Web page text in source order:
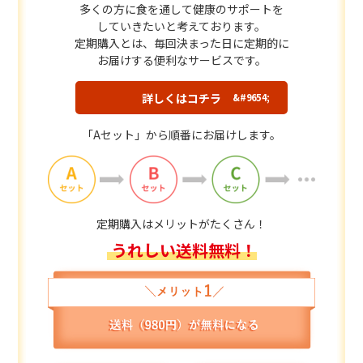
多くの方に食を通して健康のサポートを
していきたいと考えております。
定期購入とは、毎回決まった日に定期的に
お届けする便利なサービスです。
詳しくはコチラ
「Aセット」から順番にお届けします。
定期購入はメリットがたくさん！
うれしい送料無料！